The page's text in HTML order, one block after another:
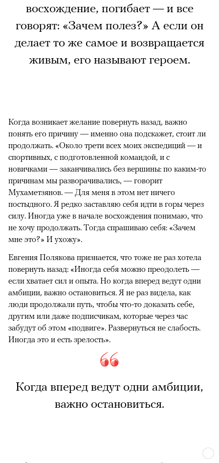
восхождение, погибает — и все
говорят: «Зачем полез?» А если он
делает то же самое и возвращается
живым, его называют героем.
Когда возникает желание повернуть назад, важно
понять его причину — именно она подскажет, стоит ли
продолжать. «Около трети всех моих экспедиций — и
спортивных, с подготовленной командой, и с
новичками — заканчивались без вершины: по каким-то
причинам мы разворачивались, — говорит
Мухаметзянов. — Для меня в этом нет ничего
постыдного. Я редко заставляю себя идти в горы через
силу. Иногда уже в начале восхождения понимаю, что
не хочу продолжать. Тогда спрашиваю себя: «Зачем
мне это?» И ухожу».
Евгения Полякова признается, что тоже не раз хотела
повернуть назад: «Иногда себя можно преодолеть —
если хватает сил и опыта. Но когда вперед ведут одни
амбиции, важно остановиться. Я не раз видела, как
люди продолжали путь, чтобы что-то доказать себе,
другим или даже подписчикам, которые через час
забудут об этом «подвиге». Развернуться не слабость.
Иногда это и есть зрелость».
Когда вперед ведут одни амбиции,
важно остановиться.